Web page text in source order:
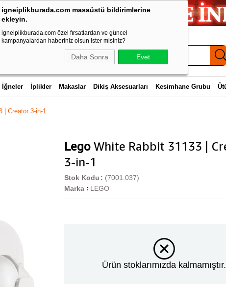
igneiplikburada.com masaüstü bildirimlerine
ekleyin.
igneiplikburada.com özel fırsatlardan ve güncel
kampanyalardan haberiniz olsun ister misiniz?
Daha Sonra Evet
İğneler İplikler Makaslar Dikiş Aksesuarları Kesimhane Grubu
| Creator 3-in-1
Lego White Rabbit 31133 |
3-in-1
(7001.037)
Stok Kodu
Marka : LEGO
Ürün stoklarımızda kalmamıştır.